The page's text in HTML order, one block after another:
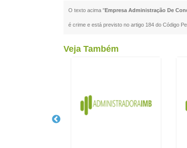
O texto acima "Empresa Administração De
é crime e está previsto no artigo 184 do Código
Veja Também